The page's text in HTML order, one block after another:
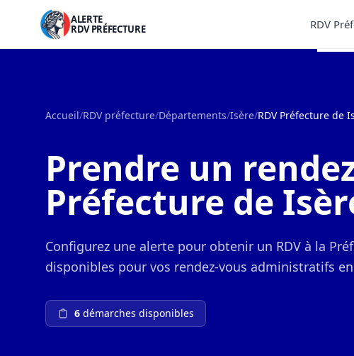
ALERTE
RDV PRÉFECTURE RDV
Accueil/RDV préfecture/Départements/Isère/RDV Préfecture de
Prendre un
Préfecture de
Configurez une alerte pour obtenir un RDV à la
disponibles pour vos rendez-vous administratifs
6 démarches disponibles